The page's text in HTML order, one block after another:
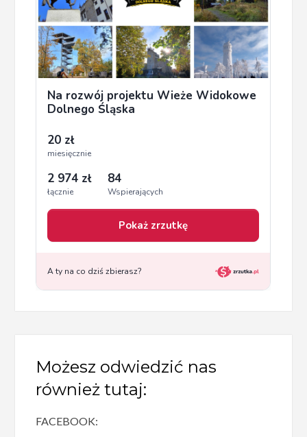
Możesz odwiedzić nas
również tutaj:
FACEBOOK: